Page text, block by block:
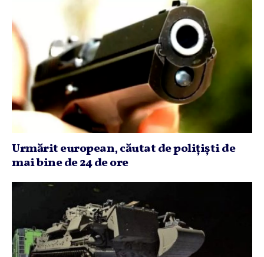
Urmărit european, căutat de poliţişti de
mai bine de 24 de ore